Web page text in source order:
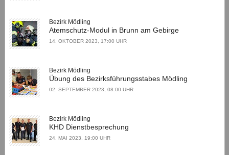
Bezirk Mödling
Atemschutz-Modul in Brunn am Gebirge
14. OKTOBER 2023, 17:00 UHR
Bezirk Mödling
Übung des Bezirksführungsstabes Mödling
02. SEPTEMBER 2023, 08:00 UHR
Bezirk Mödling
KHD Dienstbesprechung
24. MAI 2023, 19:00 UHR